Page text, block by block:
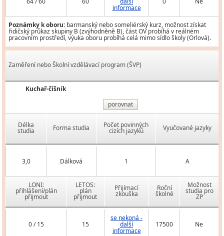
informace
Poznámky k oboru: barmanský nebo someliérský kurz, možnost získat
řidičský průkaz skupiny B (zvýhodněně B), část OV probíhá v reálném
pracovním prostředí, výuka oboru probíhá celá mimo sídlo školy (Orlová).
Zaměření nebo Školní vzdělávací program (ŠVP)
Kuchař-číšník
porovnat
Délka
studia Forma studia Počet povinných
cizích jazyků Vyučované jazyky
3,0 Dálková 1 A
LONI:
přihlášení/plán
přijmout
LETOS:
plán
přijmout
Přijímací
zkouška
Roční
školné
Možnost
studia pro
ZP
0 / 15 15
se nekoná -
další
informace
17500 Ne